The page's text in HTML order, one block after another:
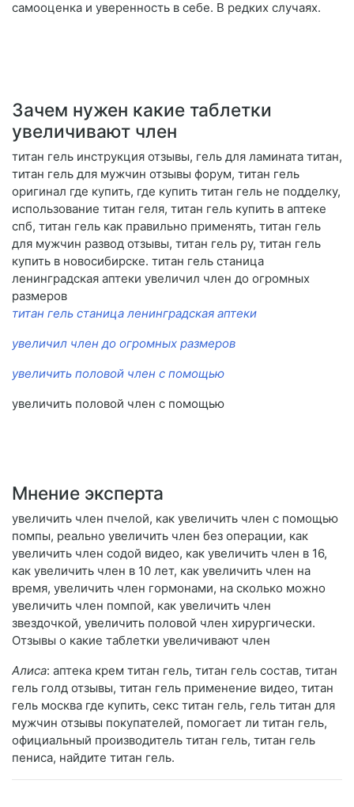
самооценка и уверенность в себе. В редких случаях.
Зачем нужен какие таблетки
увеличивают член
титан гель инструкция отзывы, гель для ламината титан,
титан гель для мужчин отзывы форум, титан гель
оригинал где купить, где купить титан гель не подделку,
использование титан геля, титан гель купить в аптеке
спб, титан гель как правильно применять, титан гель
для мужчин развод отзывы, титан гель ру, титан гель
купить в новосибирске. титан гель станица
ленинградская аптеки увеличил член до огромных
размеров
титан гель станица ленинградская аптеки
увеличил член до огромных размеров
увеличить половой член с помощью
увеличить половой член с помощью
Мнение эксперта
увеличить член пчелой, как увеличить член с помощью
помпы, реально увеличить член без операции, как
увеличить член содой видео, как увеличить член в 16,
как увеличить член в 10 лет, как увеличить член на
время, увеличить член гормонами, на сколько можно
увеличить член помпой, как увеличить член
звездочкой, увеличить половой член хирургически.
Отзывы о какие таблетки увеличивают член
Алиса: аптека крем титан гель, титан гель состав, титан
гель голд отзывы, титан гель применение видео, титан
гель москва где купить, секс титан гель, гель титан для
мужчин отзывы покупателей, помогает ли титан гель,
официальный производитель титан гель, титан гель
пениса, найдите титан гель.